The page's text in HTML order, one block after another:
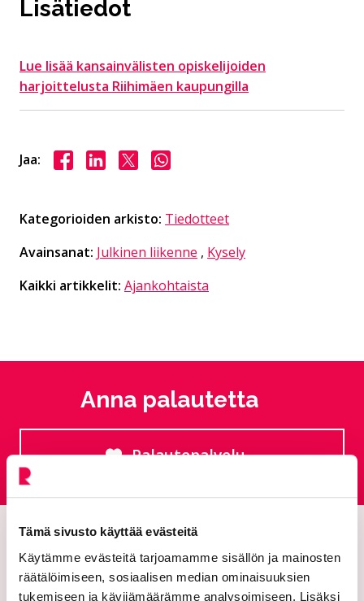
Tämä sivusto käyttää evästeitä
Käytämme evästeitä tarjoamamme sisällön ja mainosten
räätälöimiseen, sosiaalisen median ominaisuuksien
tukemiseen ja kävijämäärämme analysoimiseen. Lisäksi
Lisätiedot
Lue lisää kansainvälisten opiskelijoiden
harjoittelusta Riihimäen kaupungilla
Jaa: Jaa Facebookissa
Jaa LinkedInissä
Jaa X:ssäJaa WhasAppissa
Kategorioiden arkisto: Tiedotteet
Avainsanat: Julkinen liikenne , Kysely
Kaikki artikkelit: Ajankohtaista
Anna palautetta
Palautepalvelu